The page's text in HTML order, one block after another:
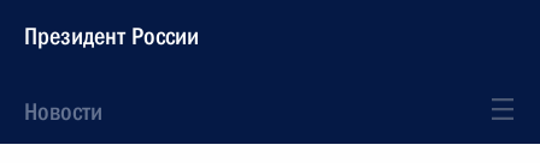
Президент России
Новости